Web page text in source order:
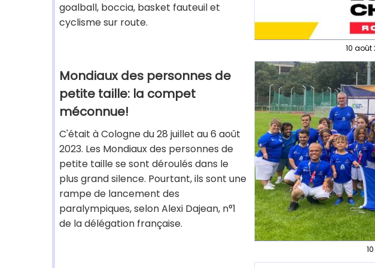
goalball, boccia, basket fauteuil et
cyclisme sur route.
10 août
Mondiaux des personnes de
petite taille: la compet
méconnue!
C'était à Cologne du 28 juillet au 6 août
2023. Les Mondiaux des personnes de
petite taille se sont déroulés dans le
plus grand silence. Pourtant, ils sont une
rampe de lancement des
paralympiques, selon Alexi Dajean, n°1
de la délégation française.